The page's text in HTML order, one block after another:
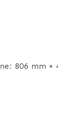
806 mm ×